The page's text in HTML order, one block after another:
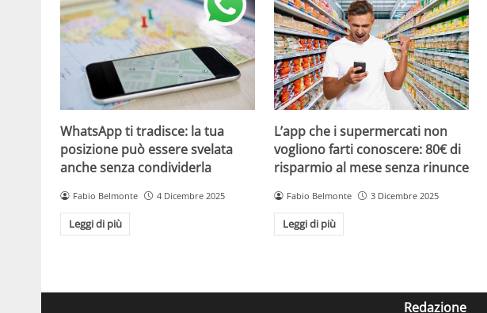
WhatsApp ti tradisce: la tua
posizione può essere svelata
anche senza condividerla
Fabio Belmonte 4 Dicembre 2025
Leggi di più
L’app che i supermercati non
vogliono farti conoscere: 80€ di
risparmio al mese senza rinunce
Fabio Belmonte 3 Dicembre 2025
Leggi di più
Redazione